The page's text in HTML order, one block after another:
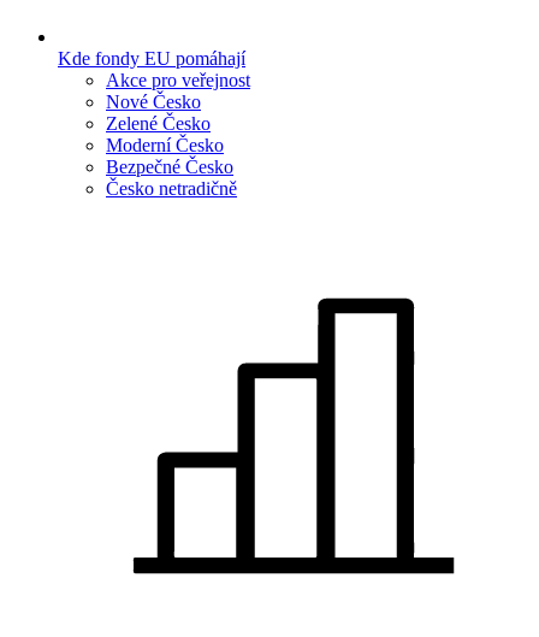
Kde fondy EU pomáhají
Akce pro veřejnost
Nové Česko
Zelené Česko
Moderní Česko
Bezpečné Česko
Česko netradičně